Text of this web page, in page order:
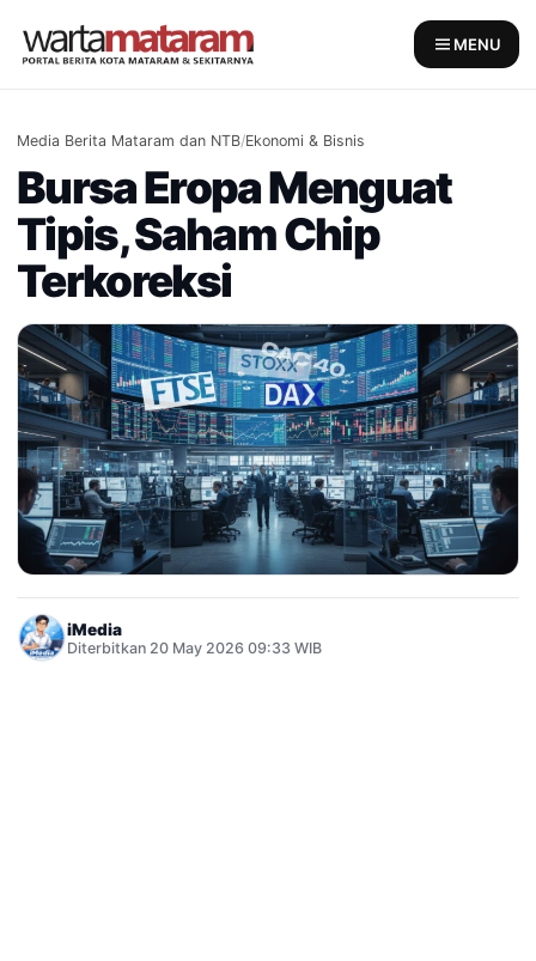
MENU
Media Berita Mataram dan NTB/Ekonomi & Bisnis
Bursa Eropa Menguat
Tipis, Saham Chip
Terkoreksi
iMedia
Diterbitkan 20 May 2026 09:33 WIB